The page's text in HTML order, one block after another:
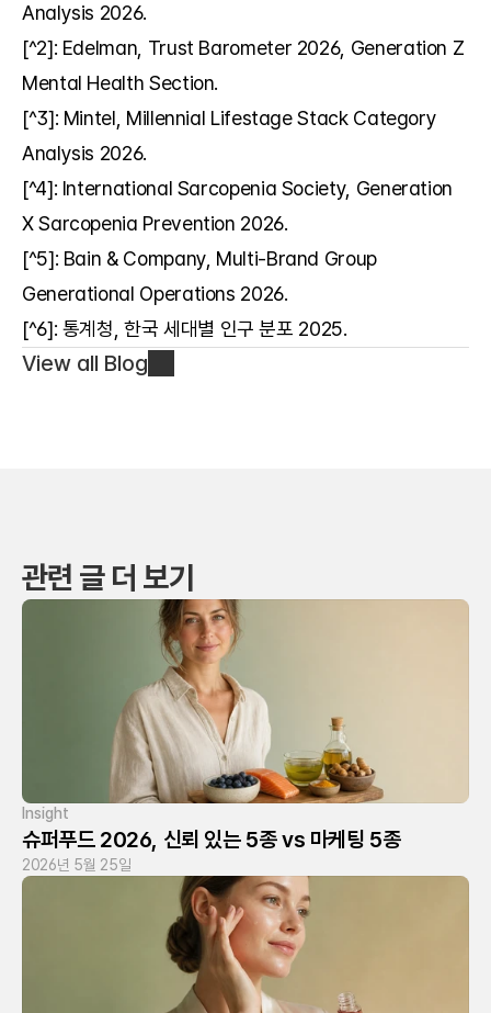
Analysis 2026.
[^2]: Edelman, Trust Barometer 2026, Generation Z
Mental Health Section.
[^3]: Mintel, Millennial Lifestage Stack Category
Analysis 2026.
[^4]: International Sarcopenia Society, Generation
X Sarcopenia Prevention 2026.
[^5]: Bain & Company, Multi-Brand Group
Generational Operations 2026.
[^6]: 통계청, 한국 세대별 인구 분포 2025.
View all Blog
관련 글 더 보기
Insight
슈퍼푸드 2026, 신뢰 있는 5종 vs 마케팅 5종
2026년 5월 25일